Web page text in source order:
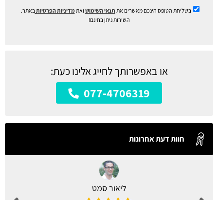
בשליחת הטופס הינכם מאשרים את תנאי השימוש ואתמדיניות הפרטיות באתר.
השירות ניתן בחינם!
או באפשרותך לחייג אלינו כעת:
077-4706319
חוות דעת אחרונות
ליאור סמט